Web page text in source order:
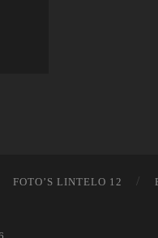
FOTO’S LINTELO 12